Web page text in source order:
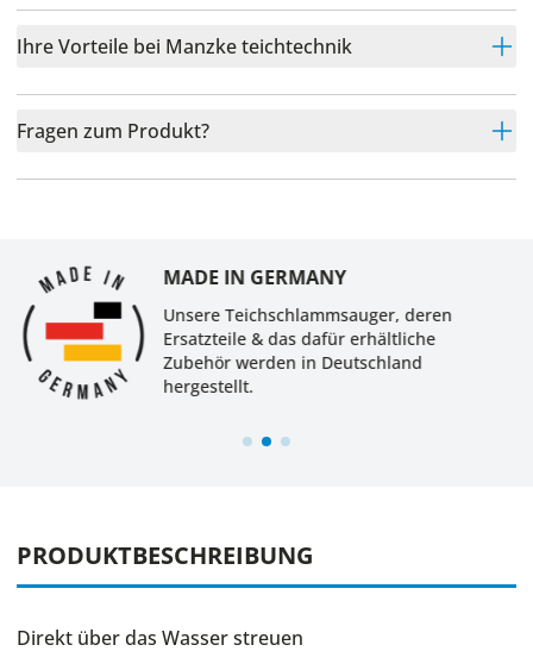
Ihre Vorteile bei Manzke teichtechnik
Fragen zum Produkt?
MADE IN GERMANY
Unsere Teichschlammsauger, deren
Ersatzteile & das dafür erhältliche
Zubehör werden in Deutschland
hergestellt.
PRODUKTBESCHREIBUNG
Direkt über das Wasser streuen